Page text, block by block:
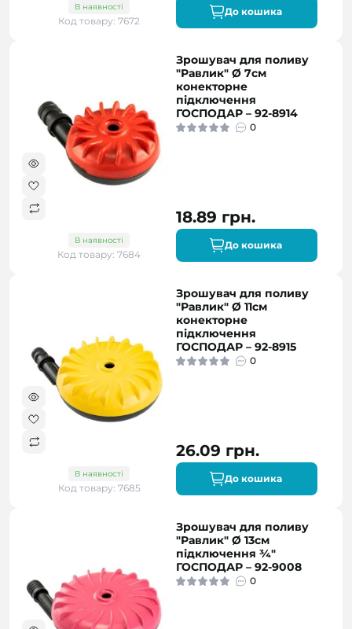
В наявності
Код товару: 7672
До кошика
В наявності
Код товару: 7684
Зрошувач для поливу
"Равлик" Ø 7см
конекторне
підключення
ГОСПОДАР – 92-8914
0
18.89 грн.
До кошика
В наявності
Код товару: 7685
Зрошувач для поливу
"Равлик" Ø 11см
конекторне
підключення
ГОСПОДАР – 92-8915
0
26.09 грн.
До кошика
Зрошувач для поливу
"Равлик" Ø 13см
підключення ¾"
ГОСПОДАР – 92-9008
0